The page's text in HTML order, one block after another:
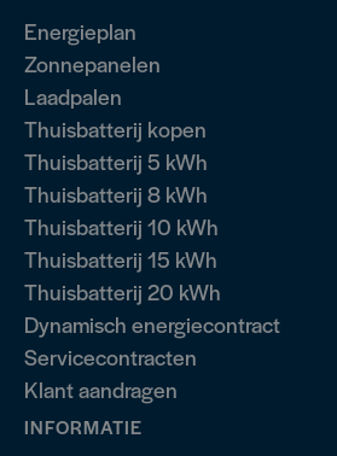
Energieplan
Zonnepanelen
Laadpalen
Thuisbatterij kopen
Thuisbatterij 5 kWh
Thuisbatterij 8 kWh
Thuisbatterij 10 kWh
Thuisbatterij 15 kWh
Thuisbatterij 20 kWh
Dynamisch energiecontract
Servicecontracten
Klant aandragen
INFORMATIE